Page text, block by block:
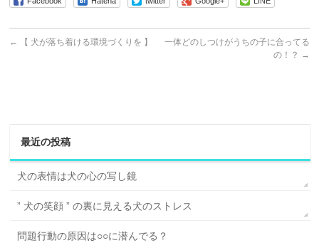
← 【 犬が落ち着ける環境づくりを 】
一体どのしつけがうちの子に合ってる
の！？ →
最近の投稿
犬の表情は犬の心の写し鏡
” 犬の笑顔 ” の裏に見える犬のストレス
問題行動の原因は○○に潜んでる？